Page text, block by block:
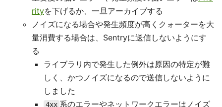
rityを下げるか、一旦アーカイブする
ノイズになる場合や発生頻度が高くクォーターを大
量消費する場合は、Sentryに送信しないようにす
る
ライブラリ内で発生した例外は原因の特定が難
しく、かつノイズになるので送信しないように
しました
4xx 系のエラーやネットワークエラーはノイズ